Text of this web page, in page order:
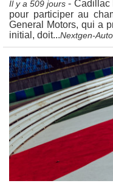
Il y a 509 jours - Cadillac
pour participer au
General Motors, qui a
initial, doit...Nextgen-